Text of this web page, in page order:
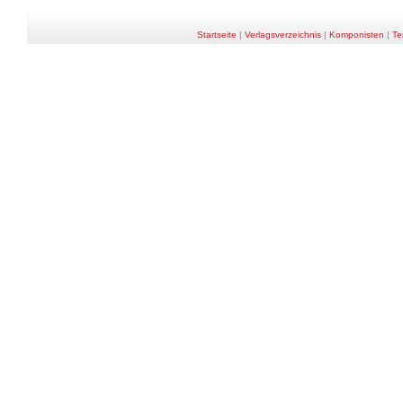
Startseite | Verlagsverzeichnis| Komponisten |